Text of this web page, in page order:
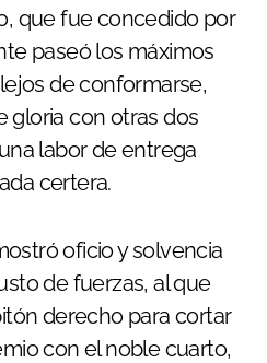
que fue concedido por
paseó los máximos
de conformarse,
gloria con otras dos
labor de entrega
certera.
oficio y solvencia
de fuerzas, al que
derecho para cortar
con el noble cuarto,